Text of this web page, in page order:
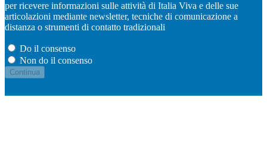
per ricevere informazioni sulle attività di Italia Viva e delle sue
articolazioni mediante newsletter, tecniche di comunicazione a
distanza o strumenti di contatto tradizionali
Do il consenso
Non do il consenso